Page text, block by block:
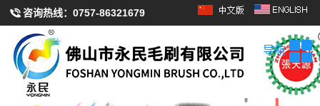
咨询热线： 0757-86321679
导航